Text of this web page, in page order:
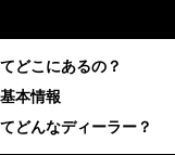
どこにあるの？
本情報
どんなディーラー？